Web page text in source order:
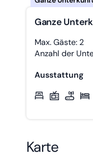
Ganze
Max. Gäste: 2
Anzahl der
Ausstattung
Karte